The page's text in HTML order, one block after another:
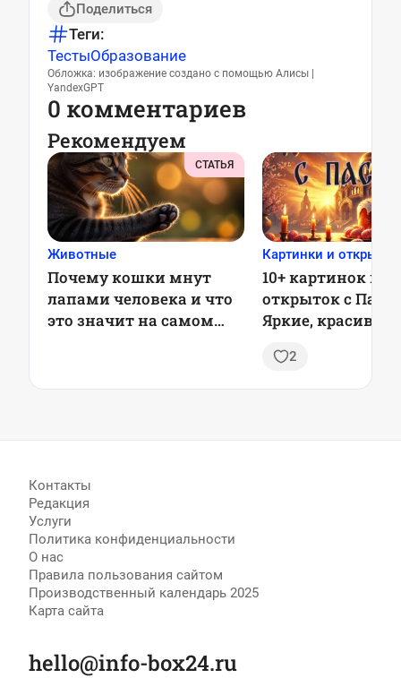
Поделиться
Теги:
ТестыОбразование
Обложка: изображение создано с помощью Алисы |
YandexGPT
0 комментариев
Рекомендуем
СТАТЬЯ
Животные
Почему кошки мнут
лапами человека и что
это значит на самом
Картинки и открытки
10+ картинок и
открыток с
Яркие, красивые,
2
Контакты
Редакция
Услуги
Политика конфиденциальности
О нас
Правила пользования сайтом
Производственный календарь 2025
Карта сайта
hello@info-box24.ru